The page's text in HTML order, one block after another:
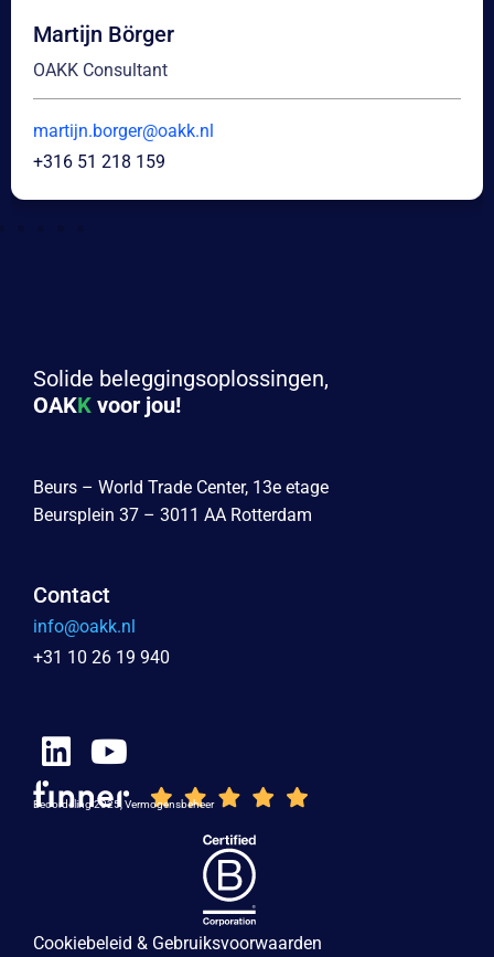
Martijn Börger
OAKK Consultant
martijn.borger@oakk.nl
+316 51 218 159
Solide beleggingsoplossingen,
OAKK voor jou!
Beurs – World Trade Center, 13e etage
Beursplein 37 – 3011 AA Rotterdam
Contact
info@oakk.nl
+31 10 26 19 940
Beoordeling 2025, Vermogensbeheer
Cookiebeleid & Gebruiksvoorwaarden